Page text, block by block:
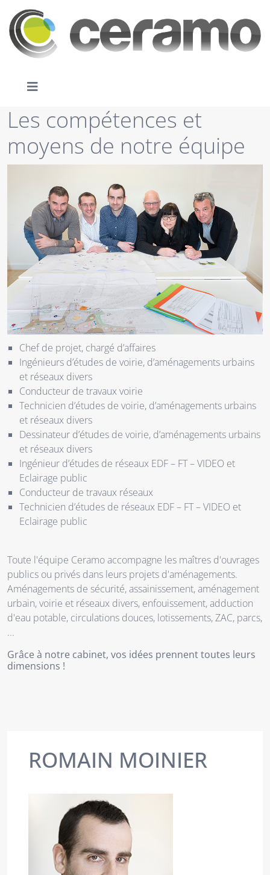
Les compétences et
moyens de notre équipe
Chef de projet, chargé d’affaires
Ingénieurs d’études de voirie, d’aménagements urbains
et réseaux divers
Conducteur de travaux voirie
Technicien d’études de voirie, d’aménagements urbains
et réseaux divers
Dessinateur d’études de voirie, d’aménagements urbains
et réseaux divers
Ingénieur d’études de réseaux EDF – FT – VIDEO et
Eclairage public
Conducteur de travaux réseaux
Technicien d’études de réseaux EDF – FT – VIDEO et
Eclairage public
Toute l'équipe Ceramo accompagne les maîtres d'ouvrages
publics ou privés dans leurs projets d'aménagements.
Aménagements de sécurité, assainissement, aménagement
urbain, voirie et réseaux divers, enfouissement, adduction
d'eau potable, circulations douces, lotissements, ZAC, parcs,
...
Grâce à notre cabinet, vos idées prennent toutes leurs
dimensions !
ROMAIN MOINIER